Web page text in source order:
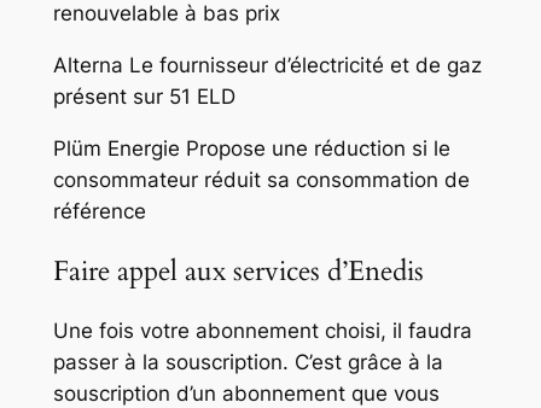
renouvelable à bas prix
Alterna Le fournisseur d’électricité et de gaz
présent sur 51 ELD
Plüm Energie Propose une réduction si le
consommateur réduit sa consommation de
référence
Faire appel aux services d’Enedis
Une fois votre abonnement choisi, il faudra
passer à la souscription. C’est grâce à la
souscription d’un abonnement que vous